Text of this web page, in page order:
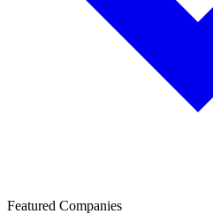
Featured Companies